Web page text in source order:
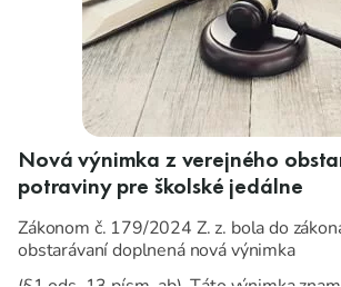
Nová výnimka z verejného
potraviny pre školské jedálne
Zákonom č. 179/2024 Z. z. bola do
obstarávaní doplnená nová výnimka